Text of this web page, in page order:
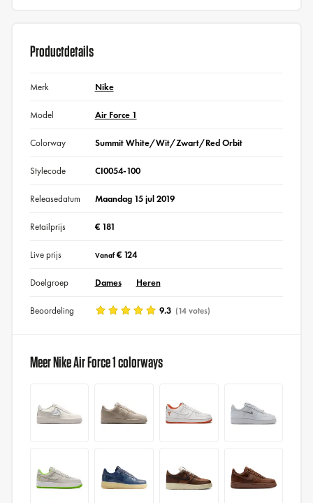
Productdetails
Merk Nike
Model Air Force 1
Colorway Summit White/Wit/Zwart/Red Orbit
Stylecode CI0054-100
Releasedatum Maandag 15 jul 2019
Retailprijs € 181
Live prijs Vanaf€ 124
Doelgroep Dames Heren
Beoordeling 9.3 (14 votes)
Meer Nike Air Force 1 colorways